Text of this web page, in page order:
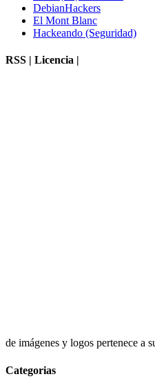
DebianHackers
El Mont Blanc
Hackeando (Seguridad)
RSS | Licencia |
de imágenes y logos pertenece a
Categorias